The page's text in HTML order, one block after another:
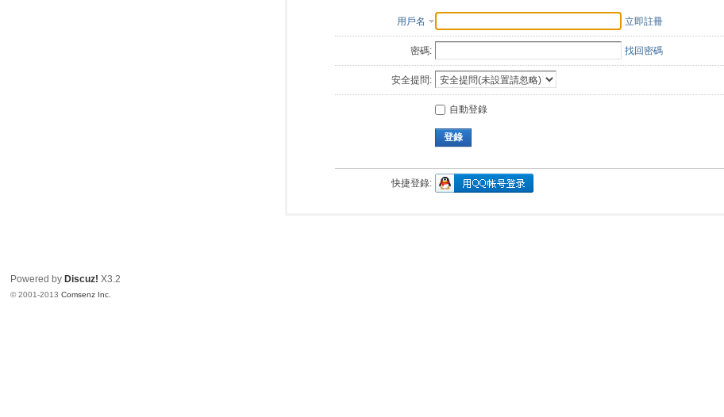
用戶名 立即註冊
密碼: 找回密碼
安全提問:
自動登錄
登錄
快捷登錄:
Powered by Discuz! X3.2
© 2001-2013Comsenz Inc.